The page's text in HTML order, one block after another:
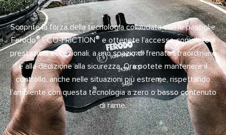
Scoprite la forza della tecnologia collaudata con le pastiglie
Ferodo®ECO-FRICTION® e ottenete l'accesso completo a
prestazioni eccezionali, a uno spazio di frenata straordinario
e alla dedizione alla sicurezza. Ora potete mantenere il
controllo, anche nelle situazioni più estreme, rispettando
l'ambiente con questa tecnologia a zero o basso contenuto
di rame.